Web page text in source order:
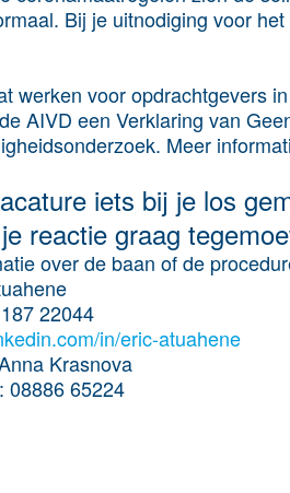
Bij je uitnodiging voor
werken voor opdrachtgevers
AIVD een Verklaring van
Meer
iets bij je los
reactie graag
over de baan of de
22044
in/eric-atuahene
Krasnova
: 08886 65224